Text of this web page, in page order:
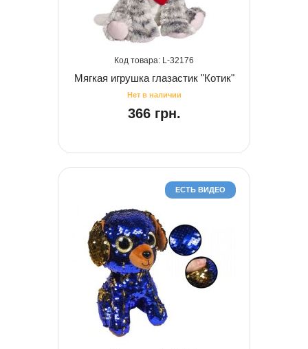
32176
Мягкая игрушка глазастик "Котик"
366 грн.
ЕСТЬ ВИДЕО